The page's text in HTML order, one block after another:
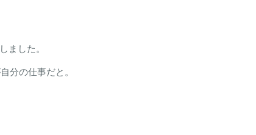
ました。
分の仕事だと。